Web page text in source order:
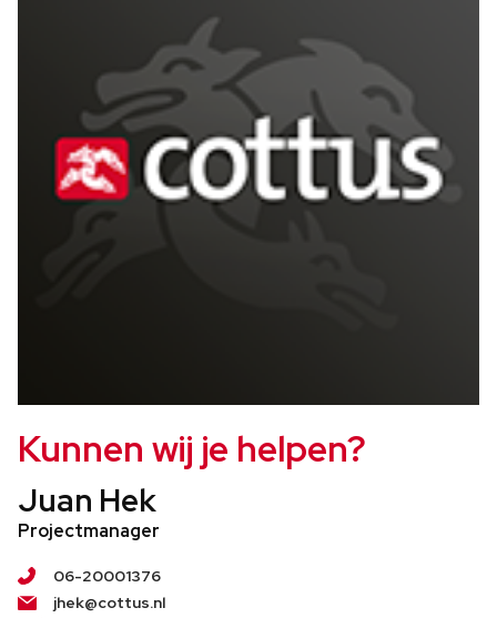
Kunnen wij je helpen?
Juan Hek
Projectmanager
06-20001376
jhek@cottus.nl